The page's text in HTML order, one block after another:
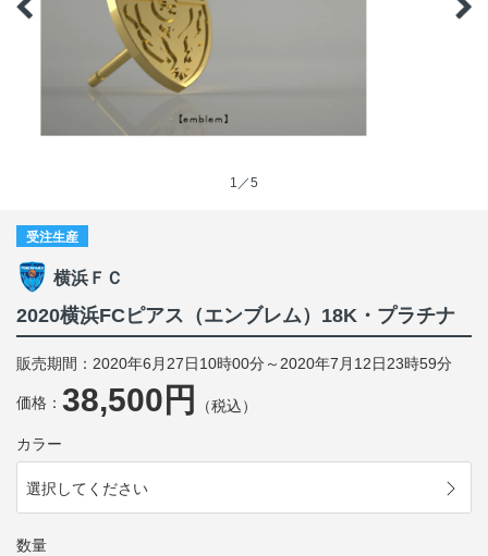
1／5
受注生産
横浜ＦＣ
2020横浜FCピアス（エンブレム）18K・プラチナ
販売期間：2020年6月27日10時00分～2020年7月12日23時59分
価格： 38,500円 （税込）
カラー
選択してください
数量